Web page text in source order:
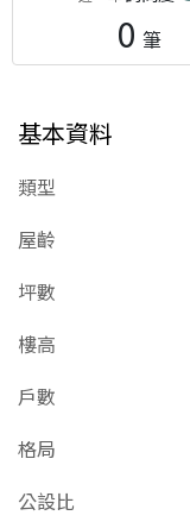
0 筆
基本資料
類型
屋齡
坪數
樓高
戶數
格局
公設比